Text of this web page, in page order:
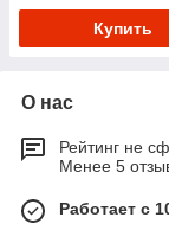
Купить
О нас
Рейтинг не
Менее 5
Работает с